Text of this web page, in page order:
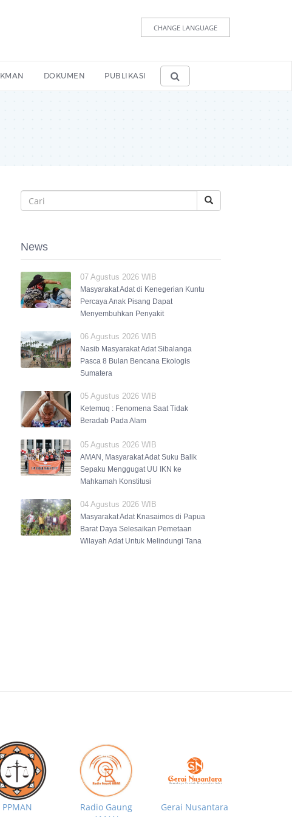
CHANGE LANGUAGE
KMAN DOKUMEN PUBLIKASI
News
07 Agustus 2026 WIB
Masyarakat Adat di Kenegerian Kuntu
Percaya Anak Pisang Dapat
Menyembuhkan Penyakit
06 Agustus 2026 WIB
Nasib Masyarakat Adat Sibalanga
Pasca 8 Bulan Bencana Ekologis
Sumatera
05 Agustus 2026 WIB
Ketemuq : Fenomena Saat Tidak
Beradab Pada Alam
05 Agustus 2026 WIB
AMAN, Masyarakat Adat Suku Balik
Sepaku Menggugat UU IKN ke
Mahkamah Konstitusi
04 Agustus 2026 WIB
Masyarakat Adat Knasaimos di Papua
Barat Daya Selesaikan Pemetaan
Wilayah Adat Untuk Melindungi Tana
PPMAN
Radio Gaung
Gerai Nusantara